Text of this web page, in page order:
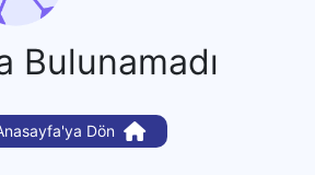
Bulunamadı
Dön